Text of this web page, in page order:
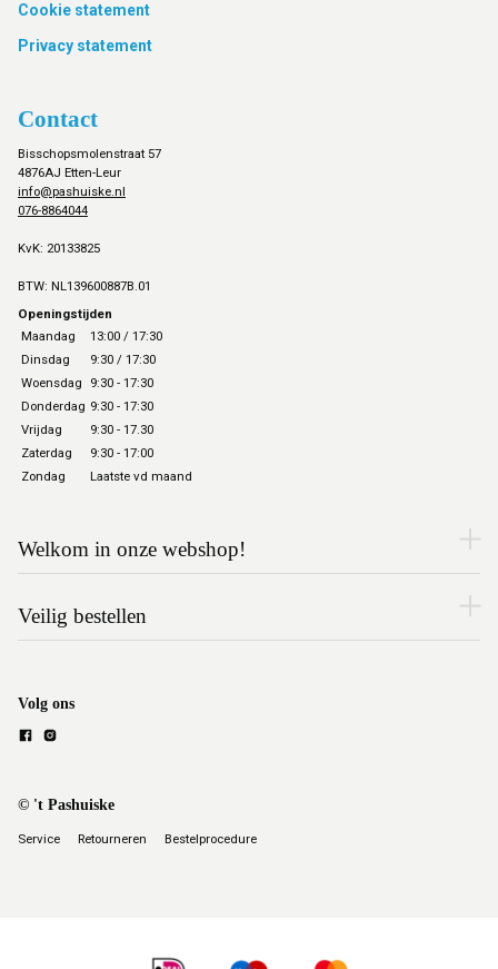
Cookie statement
Privacy statement
Contact
Bisschopsmolenstraat 57
4876AJ Etten-Leur
info@pashuiske.nl
076-8864044
KvK: 20133825
BTW: NL139600887B.01
Openingstijden
Maandag
13:00 / 17:30
Dinsdag
9:30 / 17:30
Woensdag
9:30 - 17:30
Donderdag 9:30 - 17:30
Vrijdag
9:30 - 17.30
Zaterdag
9:30 - 17:00
Zondag
Laatste vd maand
Welkom in onze webshop!
Veilig bestellen
Volg ons
© 't Pashuiske
Service Retourneren Bestelprocedure